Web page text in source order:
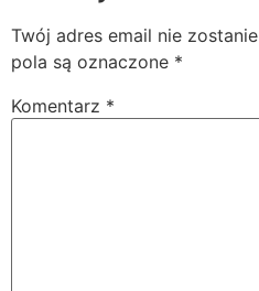
Twój adres email nie
pola są oznaczone *
Komentarz *